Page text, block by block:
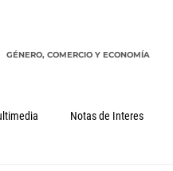
GÉNERO, COMERCIO Y ECONOMÍA
Notas de Interes